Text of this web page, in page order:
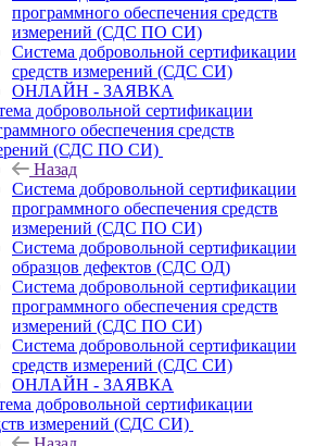
программного обеспечения средств
измерений (СДС ПО СИ)
Система добровольной сертификации
средств измерений (СДС СИ)
ОНЛАЙН - ЗАЯВКА
добровольной сертификации
обеспечения средств
(СДС ПО СИ)
Назад
Система добровольной сертификации
программного обеспечения средств
измерений (СДС ПО СИ)
Система добровольной сертификации
образцов дефектов (СДС ОД)
Система добровольной сертификации
программного обеспечения средств
измерений (СДС ПО СИ)
Система добровольной сертификации
средств измерений (СДС СИ)
ОНЛАЙН - ЗАЯВКА
добровольной сертификации
измерений (СДС СИ)